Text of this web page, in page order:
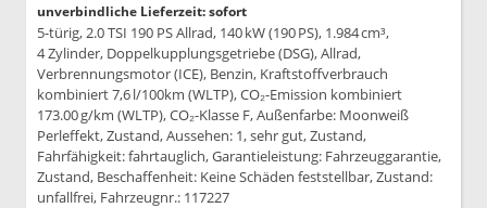
unverbindliche Lieferzeit: sofort
5-türig, 2.0 TSI 190 PS Allrad, 140 kW (190 PS), 1.984 cm³,
4 Zylinder, Doppelkupplungsgetriebe (DSG), Allrad,
Verbrennungsmotor (ICE), Benzin, Kraftstoffverbrauch
kombiniert 7,6 l/100km (WLTP), CO₂-Emission kombiniert
173.00 g/km (WLTP), CO₂-Klasse F, Außenfarbe: Moonweiß
Perleffekt, Zustand, Aussehen: 1, sehr gut, Zustand,
Fahrfähigkeit: fahrtauglich, Garantieleistung: Fahrzeuggarantie,
Zustand, Beschaffenheit: Keine Schäden feststellbar, Zustand:
unfallfrei, Fahrzeugnr.: 117227